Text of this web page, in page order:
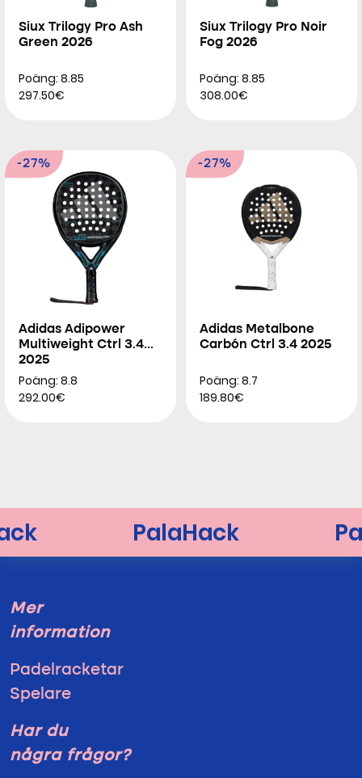
Siux Trilogy Pro Ash
Green 2026
Poäng: 8.85
297.50€
Siux Trilogy Pro Noir
Fog 2026
Poäng: 8.85
308.00€
-27%
Adidas Adipower
Multiweight Ctrl 3.4
2025
Poäng: 8.8
292.00€
-27%
Adidas Metalbone
Carbón Ctrl 3.4 2025
Poäng: 8.7
189.80€
Mer
information
Padelracketar
Spelare
Har du
några frågor?